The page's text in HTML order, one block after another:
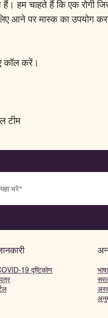
हैं। हम चाहते हैं कि एक रोगी
आने पर मास्क का उपयोग
कॉल करें।
टीम
19 दृष्टिकोण